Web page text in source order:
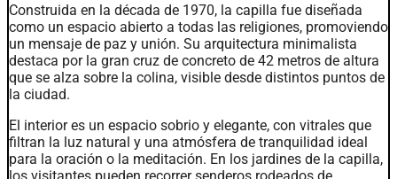
Construida en la década de 1970, la capilla fue diseñada
como un espacio abierto a todas las religiones, promoviendo
un mensaje de paz y unión. Su arquitectura minimalista
destaca por la gran cruz de concreto de 42 metros de altura
que se alza sobre la colina, visible desde distintos puntos de
la ciudad.
El interior es un espacio sobrio y elegante, con vitrales que
filtran la luz natural y una atmósfera de tranquilidad ideal
para la oración o la meditación. En los jardines de la capilla,